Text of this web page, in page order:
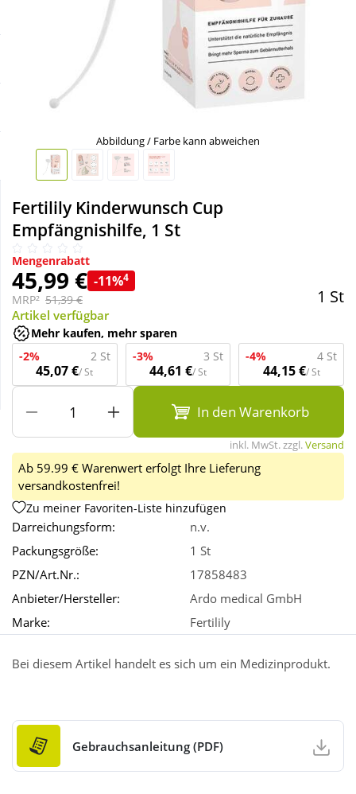
Schnäppchen
Sparsets
Mehr kaufen, mehr sparen
Täglich gut versorgt
Körperpflege & Kosmetik
Liebe & Erotik
Mutter & Kind
Nahrungsergänzung
Natur & Homöopathie
Sanitätshaus
Sport & Fitness
Tierbedarf
Abbildung / Farbe kann abweichen
Fertilily Kinderwunsch Cup
Empfängnishilfe, 1 St
Mengenrabatt
45,99 € -11%4
MRP² 51,39 € 1 St
Artikel verfügbar
Mehr kaufen, mehr sparen
-2%
2 St
45,07 €/ St
-3% 3 St
44,61 €/ St
-4% 4 St
44,15 €/ St
In den Warenkorb
inkl. MwSt. zzgl.Versand
Ab 59.99 € Warenwert erfolgt Ihre Lieferung
versandkostenfrei!
Zu meiner Favoriten-Liste hinzufügen
Darreichungsform:
n.v.
Packungsgröße:
1 St
PZN/Art.Nr.:
17858483
Anbieter/Hersteller:
Ardo medical GmbH
Marke:
Fertilily
Bei diesem Artikel handelt es sich um ein Medizinprodukt.
Gebrauchsanleitung (PDF)